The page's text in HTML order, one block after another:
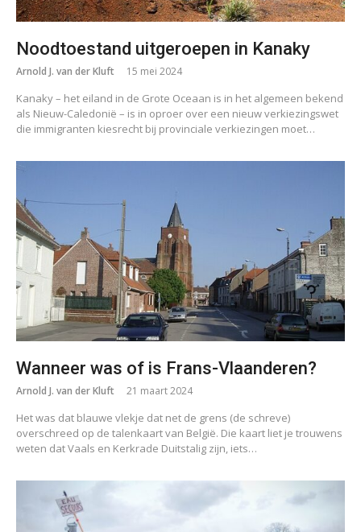
Noodtoestand uitgeroepen in Kanaky
Arnold J. van der Kluft 15 mei 2024
Kanaky – het eiland in de Grote Oceaan is in het algemeen bekend
als Nieuw-Caledonië – is in oproer over een nieuw verkiezingswet
die immigranten kiesrecht bij provinciale verkiezingen moet…
Wanneer was of is Frans-Vlaanderen?
Arnold J. van der Kluft 21 maart 2024
Het was dat blauwe vlekje dat net de grens (de schreve)
overschreed op de talenkaart van België. Die kaart liet je trouwens
weten dat Vaals en Kerkrade Duitstalig zijn, iets…